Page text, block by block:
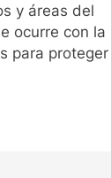
y áreas del
ocurre con la
para proteger